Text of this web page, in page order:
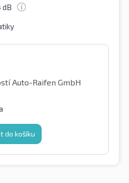
dB
Auto-Raifen GmbH
do košíku